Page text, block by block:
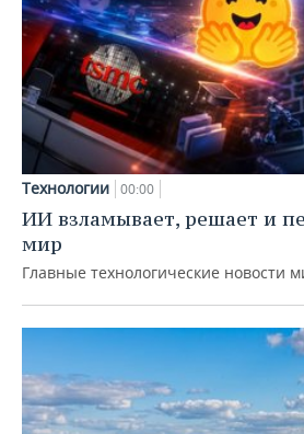
Технологии 00:00
ИИ взламывает, решает и
мир
Главные технологические новости